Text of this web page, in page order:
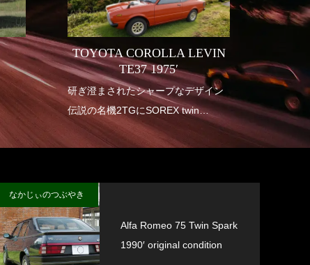
TOYOTA COROLLA LEVIN
TE37 1975′
研ぎ澄まされたシャープなデザイン
伝説の名機2TGにSOREX twin
carburetor
垂涎の幻の一台
1950年
アメリ
も華や
インデ
なかじぃのつぶやき
Alfa Romeo 75 Twin Spark
1990′ original condition